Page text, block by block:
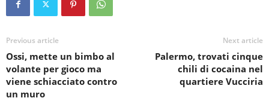
Previous article
Ossi, mette un bimbo al
volante per gioco ma
viene schiacciato contro
un muro
Next article
Palermo, trovati cinque
chili di cocaina nel
quartiere Vucciria